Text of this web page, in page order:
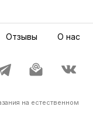
Отзывы О нас
на естественном